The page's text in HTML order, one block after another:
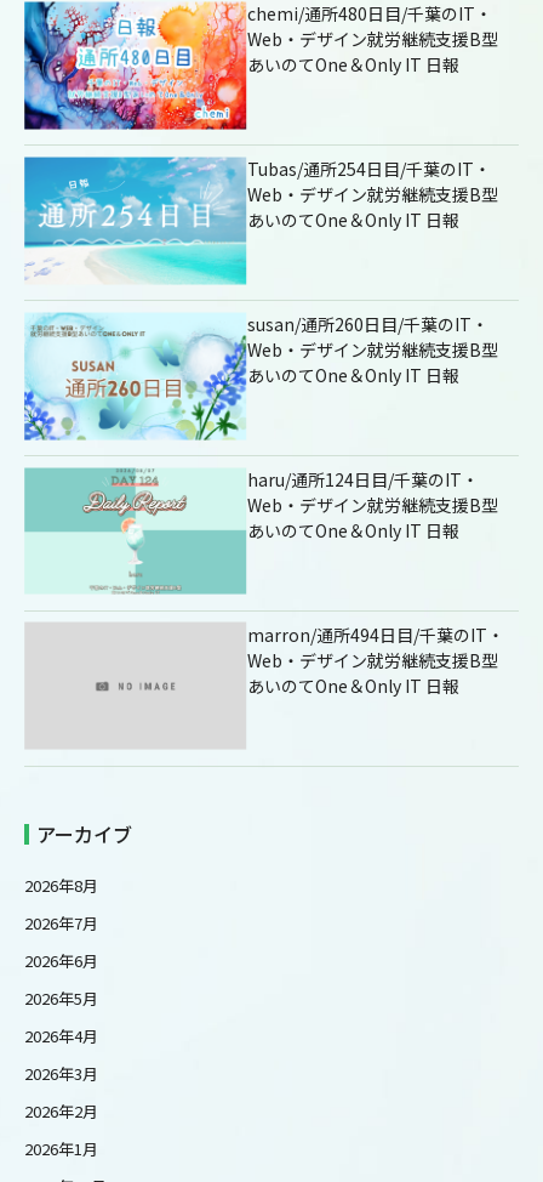
chemi/通所480日目/千葉のIT・
Web・デザイン就労継続支援B型
あいのてOne＆Only IT 日報
Tubas/通所254日目/千葉のIT・
Web・デザイン就労継続支援B型
あいのてOne＆Only IT 日報
susan/通所260日目/千葉のIT・
Web・デザイン就労継続支援B型
あいのてOne＆Only IT 日報
haru/通所124日目/千葉のIT・
Web・デザイン就労継続支援B型
あいのてOne＆Only IT 日報
marron/通所494日目/千葉のIT・
Web・デザイン就労継続支援B型
あいのてOne＆Only IT 日報
アーカイブ
2026年8月
2026年7月
2026年6月
2026年5月
2026年4月
2026年3月
2026年2月
2026年1月